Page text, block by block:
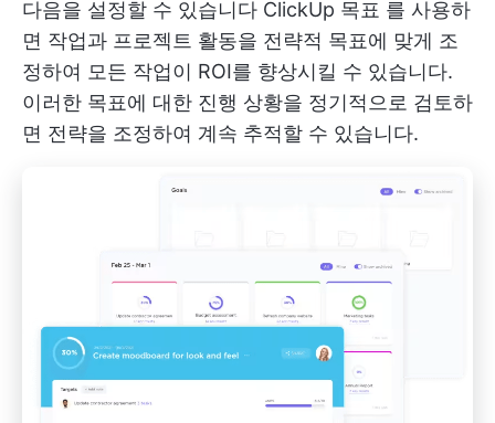
다음을 설정할 수 있습니다 ClickUp 목표 를 사용하
면 작업과 프로젝트 활동을 전략적 목표에 맞게 조
정하여 모든 작업이 ROI를 향상시킬 수 있습니다.
이러한 목표에 대한 진행 상황을 정기적으로 검토하
면 전략을 조정하여 계속 추적할 수 있습니다.